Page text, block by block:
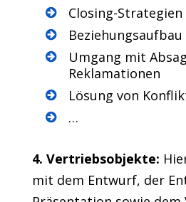
Closing-Strategien
Umgang mit
Reklamationen
Lösung von
…
4. Vertriebsobjekte:
mit dem Entwurf, der